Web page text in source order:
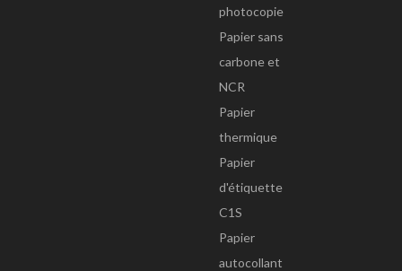
photocopie
Papier sans
carbone et
NCR
Papier
thermique
Papier
d'étiquette
C1S
Papier
autocollant